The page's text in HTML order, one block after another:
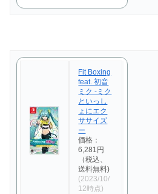
Fit Boxing
feat. 初音
ミク -ミク
といっし
ょにエク
ササイズ
ー
価格：
6,281円
（税込、
送料無料)
(2023/10/
12時点)